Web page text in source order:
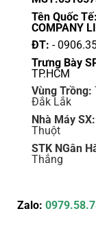
Tên Quốc
COMPANY
ĐT: -
Trưng Bày
TP.HCM
Vùng Trồng:
Đắk Lắk
Nhà Máy SX:
Thuột
STK NGân
Thắng
Zalo: